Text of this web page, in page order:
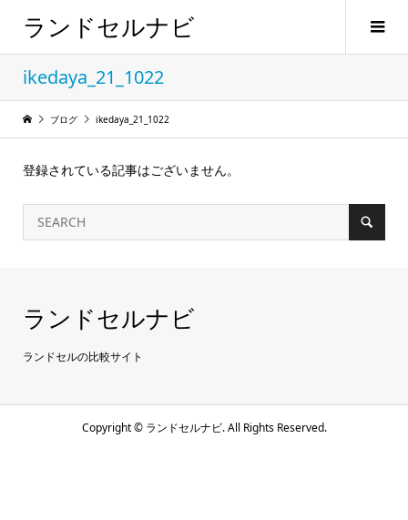
ランドセルナビ
ikedaya_21_1022
ブログ ikedaya_21_1022
登録されている記事はございません。
ランドセルナビ
ランドセルの比較サイト
Copyright ©ランドセルナビ. All Rights Reserved.